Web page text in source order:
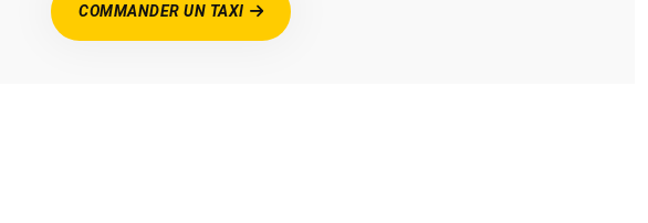
COMMANDER UN TAXI